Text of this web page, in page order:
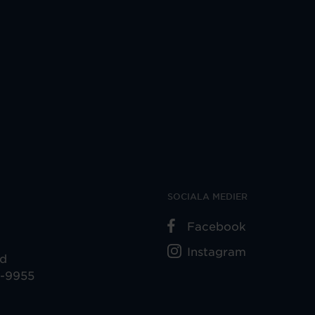
9955
SOCIALA MEDIER
Facebook
Instagram